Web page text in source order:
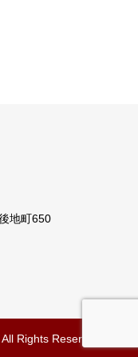
地町650
Rights Reserved.